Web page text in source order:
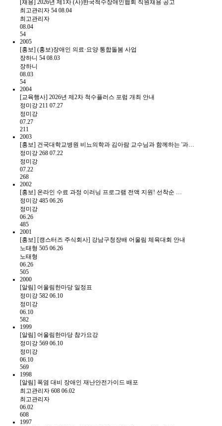
[채용] 2026년 제1차 (사)한국척수장애인협회 직원채용 공고
최고관리자 54 08.04
최고관리자
08.04
54
2005
[홍보] (홍보)장애인 의료·요양 통합돌봄 사업
장하니 54 08.03
장하니
08.03
54
2004
[교육행사] 2026년 제2차 척수플러스 포럼 개최 안내
정미강 211 07.27
정미강
07.27
211
2003
[홍보] 건국대학교병원 비뇨의학과 김아람 교수님과 함께하는 '과…
정미강 268 07.22
정미강
07.22
268
2002
[홍보] 온라인 수료 과정 이러닝 프로그램 전액 지원! 선착순 …
정미강 485 06.26
정미강
06.26
485
2001
[홍보] [캥스터즈 주식회사] 강남구청장배 어울림 체육대회 안내
노태형 505 06.26
노태형
06.26
505
2000
[알림] 어울림한마당 일정표
정미강 582 06.10
정미강
06.10
582
1999
[알림] 어울림한마당 참가요강
정미강 569 06.10
정미강
06.10
569
1998
[알림] 폭염 대비 장애인 재난안전가이드 배포
최고관리자 608 06.02
최고관리자
06.02
608
1997